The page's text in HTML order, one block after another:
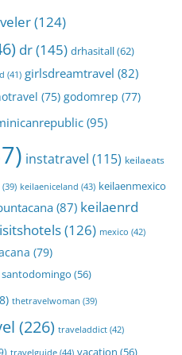
(124)
dr(145) drhasitall(62)
(41) girlsdreamtravel (82)
(75) godomrep (77)
(95)
instatravel (115) keilaeats
(39) keilaeniceland (43) keilaenmexico
(87) keilaenrd
(126) mexico (42)
(79)
santodomingo (56)
thetravelwoman (39)
(226) traveladdict (42)
travelguide (44)